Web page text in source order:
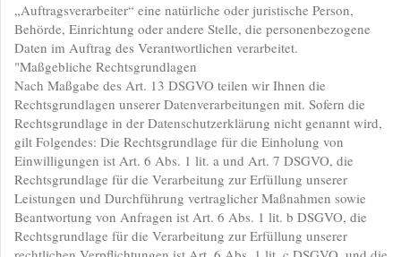
„Auftragsverarbeiter“ eine natürliche oder juristische Person,
Behörde, Einrichtung oder andere Stelle, die personenbezogene
Daten im Auftrag des Verantwortlichen verarbeitet.
"Maßgebliche Rechtsgrundlagen
Nach Maßgabe des Art. 13 DSGVO teilen wir Ihnen die
Rechtsgrundlagen unserer Datenverarbeitungen mit. Sofern die
Rechtsgrundlage in der Datenschutzerklärung nicht genannt wird,
gilt Folgendes: Die Rechtsgrundlage für die Einholung von
Einwilligungen ist Art. 6 Abs. 1 lit. a und Art. 7 DSGVO, die
Rechtsgrundlage für die Verarbeitung zur Erfüllung unserer
Leistungen und Durchführung vertraglicher Maßnahmen sowie
Beantwortung von Anfragen ist Art. 6 Abs. 1 lit. b DSGVO, die
Rechtsgrundlage für die Verarbeitung zur Erfüllung unserer